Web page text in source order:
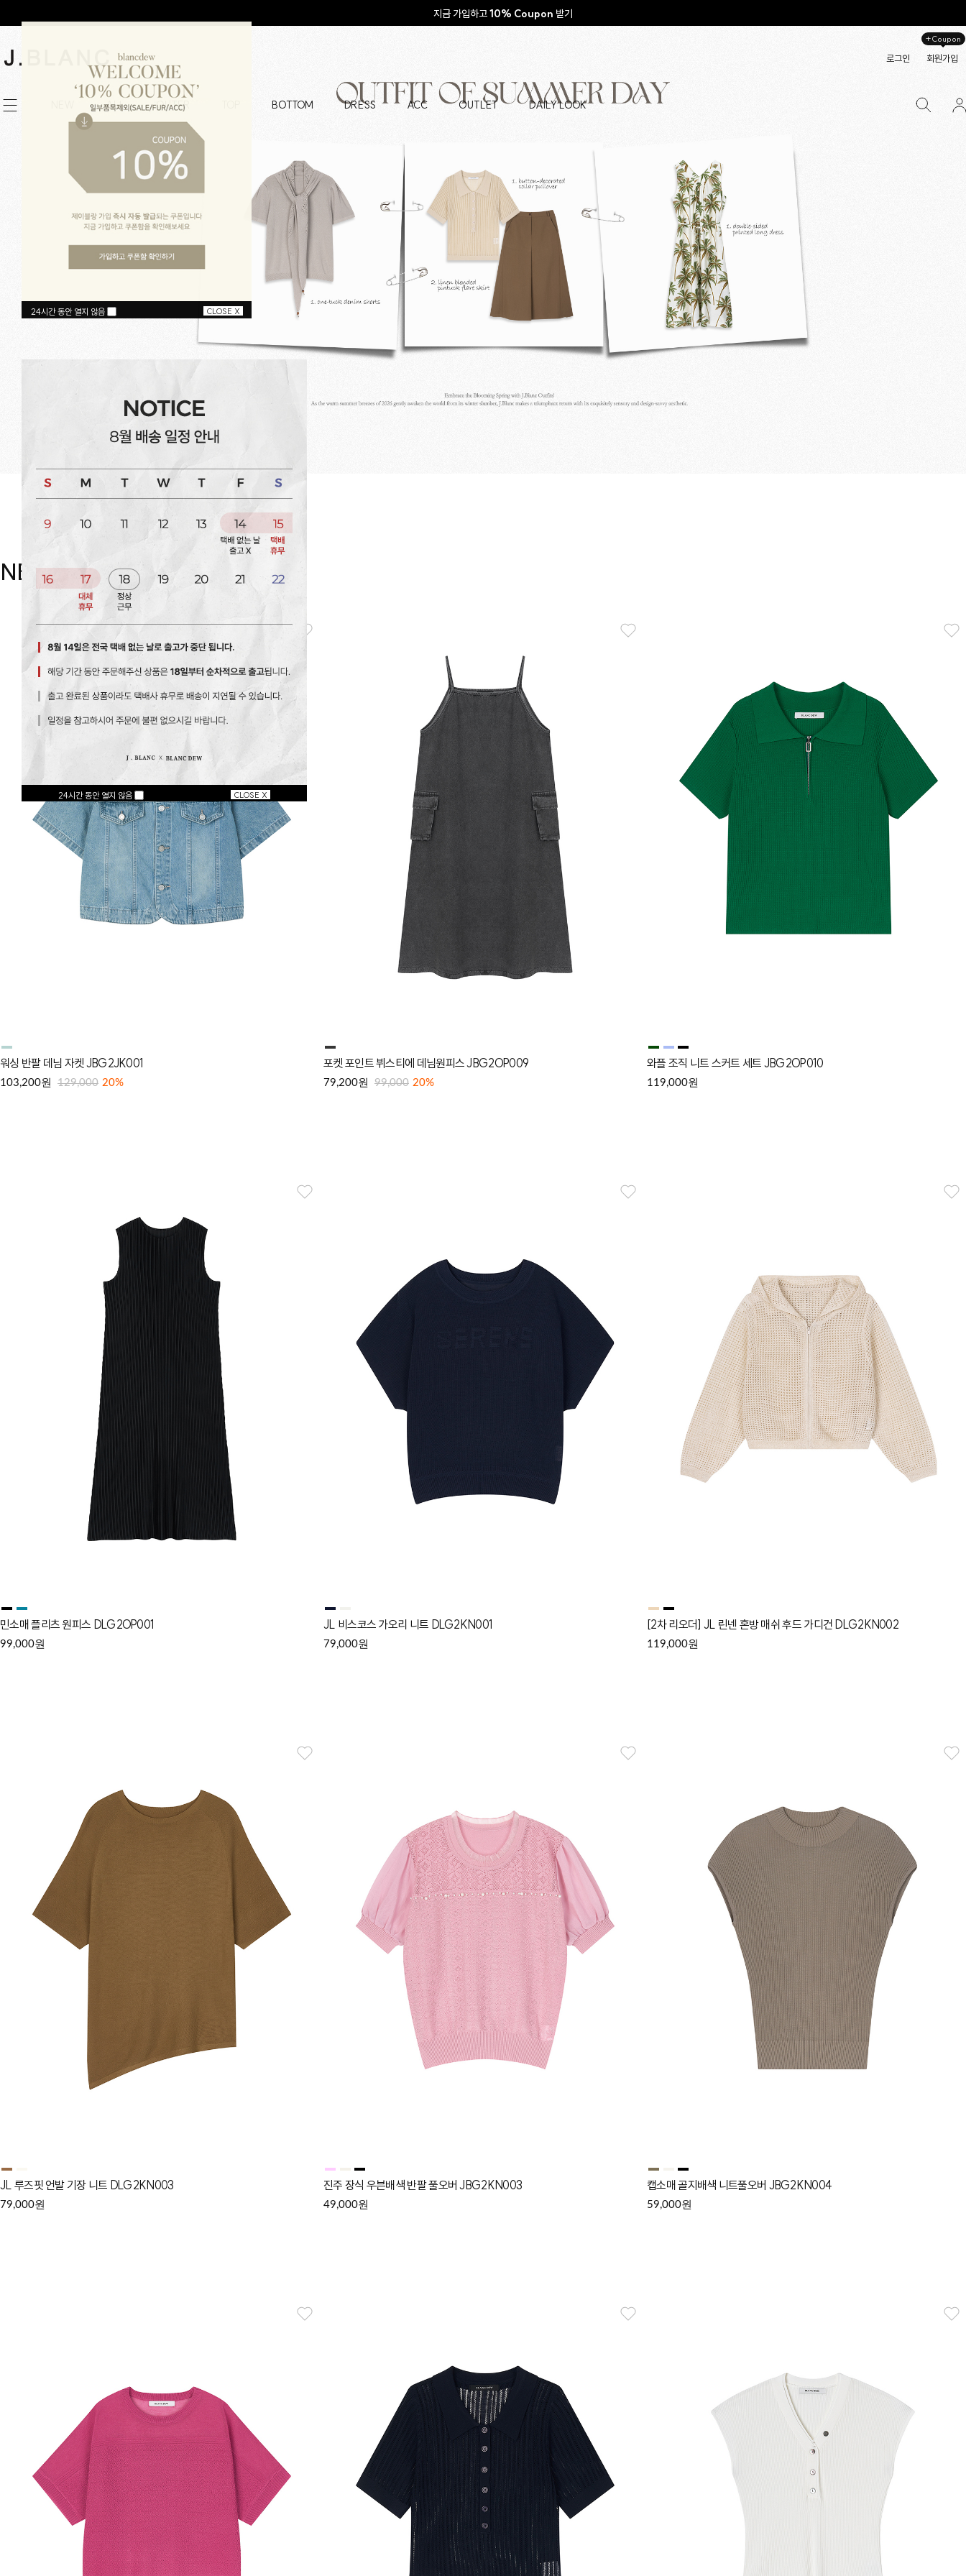
지금 가입하고10% Coupon 받기
로그인 회원가입
+Coupon
ALL OUTER BOTTOM DRESS ACC OUTLET DAILY LOOK
NEW item
워싱 반팔 데님 자켓 JBG2JK001
103,200원 129,000 20%
포켓 포인트 뷔스티에 데님원피스 JBG2OP009
79,200원 99,000 20%
와플 조직 니트 스커트 세트 JBG2OP010
119,000원
민소매 플리츠 원피스 DLG2OP001
99,000원
JL 비스코스 가오리 니트 DLG2KN001
79,000원
[2차 리오더] JL 린넨 혼방 매쉬 후드 가디건 DLG2KN002
119,000원
JL 루즈핏 언발 기장 니트 DLG2KN003
79,000원
진주 장식 우븐배색 반팔 풀오버 JBG2KN003
49,000원
캡소매 골지배색 니트풀오버 JBG2KN004
59,000원
24시간 동안 열지 않음 CLOSE X
24시간 동안 열지 않음 CLOSE X